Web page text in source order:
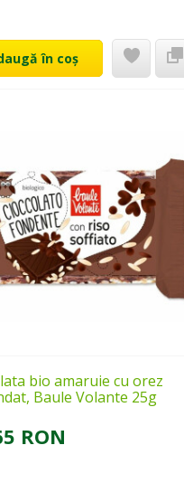
în coș
bio amaruie cu orez
Baule Volante 25g
RON